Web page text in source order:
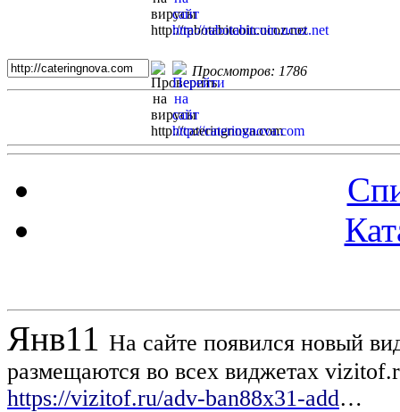
Просмотров: 1786
Янв11 На сайте появился новый
размещаются во всех виджетах
https://vizitof.ru/adv-ban88x31-add…